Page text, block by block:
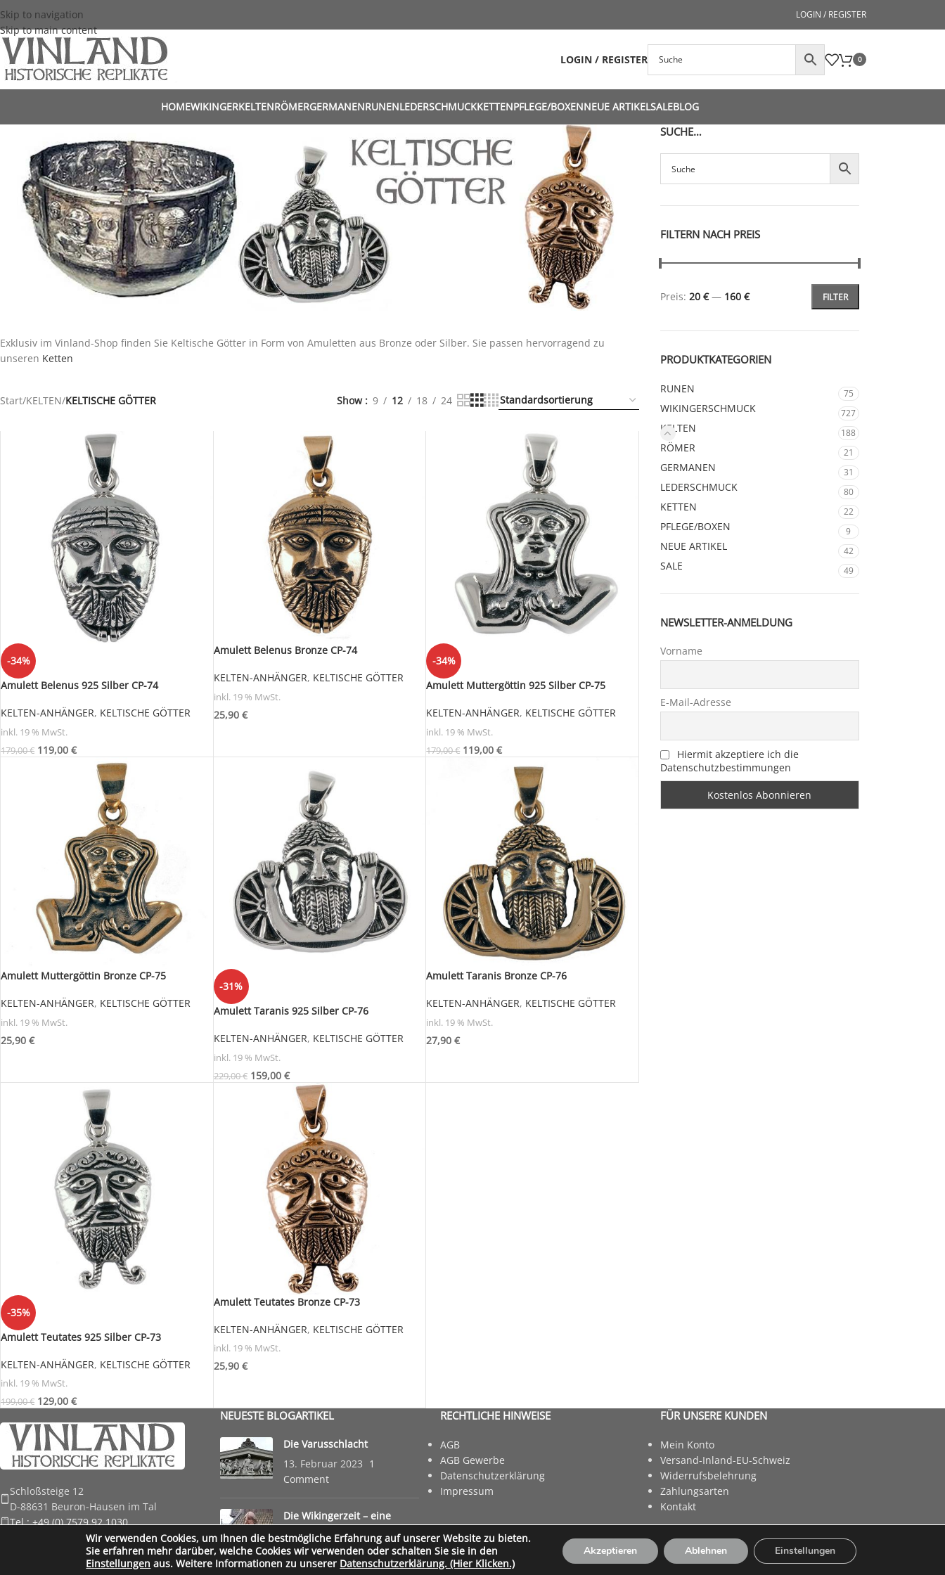
Skip to navigation
Skip to main content
LOGIN / REGISTER
LOGIN / REGISTER 0
HOMEWIKINGERKELTENRÖMERGERMANENRUNENLEDERSCHMUCKKETTENPFLEGE/BOXENNEUE ARTIKELSALEBLOG
Exklusiv im Vinland-Shop finden Sie Keltische Götter in Form von Amuletten aus Bronze oder Silber. Sie passen hervorragend zu
unseren Ketten
Start/KELTEN/KELTISCHE GÖTTER Show 9 12 18 24
-34%
Amulett Belenus 925 Silber CP-74
KELTEN-ANHÄNGER, KELTISCHE GÖTTER
inkl. 19 % MwSt.
179,00€ 119,00 €
Amulett Belenus Bronze CP-74
KELTEN-ANHÄNGER, KELTISCHE GÖTTER
inkl. 19 % MwSt.
25,90 €
-34%
Amulett Muttergöttin 925 Silber CP-75
KELTEN-ANHÄNGER, KELTISCHE GÖTTER
inkl. 19 % MwSt.
179,00€ 119,00€
Amulett Muttergöttin Bronze CP-75
KELTEN-ANHÄNGER, KELTISCHE GÖTTER
inkl. 19 % MwSt.
25,90 €
-31%
Amulett Taranis 925 Silber CP-76
KELTEN-ANHÄNGER, KELTISCHE GÖTTER
inkl. 19 % MwSt.
229,00€ 159,00 €
Amulett Taranis Bronze CP-76
KELTEN-ANHÄNGER, KELTISCHE GÖTTER
inkl. 19 % MwSt.
27,90€
-35%
Amulett Teutates 925 Silber CP-73
KELTEN-ANHÄNGER, KELTISCHE GÖTTER
inkl. 19 % MwSt.
199,00€ 129,00 €
Amulett Teutates Bronze CP-73
KELTEN-ANHÄNGER, KELTISCHE GÖTTER
inkl. 19 % MwSt.
25,90 €
SUCHE…
FILTERN NACH PREIS
FILTER
Preis: 20 €— 160 €
PRODUKTKATEGORIEN
RUNEN 75
WIKINGERSCHMUCK 727
KELTEN 188
RÖMER 21
GERMANEN 31
LEDERSCHMUCK 80
KETTEN 22
PFLEGE/BOXEN 9
NEUE ARTIKEL 42
SALE 49
NEWSLETTER-ANMELDUNG
Vorname
E-Mail-Adresse
Hiermit akzeptiere ich die
Datenschutzbestimmungen
Schloßsteige 12
D-88631 Beuron-Hausen im Tal
Tel.: +49 (0) 7579 92 1030
E-Mail: anfrage@vinland-shop.de
NEUESTE BLOGARTIKEL
Die Varusschlacht
13. Februar 2023 1
Comment
Die Wikingerzeit – eine
Epoche und ihre Schrecken
17. Januar 2023 1 Comment
RECHTLICHE HINWEISE
AGB
AGB Gewerbe
Datenschutzerklärung
Impressum
FÜR UNSERE KUNDEN
Mein Konto
Versand-Inland-EU-Schweiz
Widerrufsbelehrung
Zahlungsarten
Kontakt
Created byWordpressagenturpart ofIxtreme.media
Wir verwenden Cookies, um Ihnen die bestmögliche Erfahrung auf unserer Website zu bieten.
Sie erfahren mehr darüber, welche Cookies wir verwenden oder schalten Sie sie in den
Einstellungen aus. Weitere Informationen zu unserer Datenschutzerklärung. (Hier Klicken.)
Akzeptieren Ablehnen Einstellungen